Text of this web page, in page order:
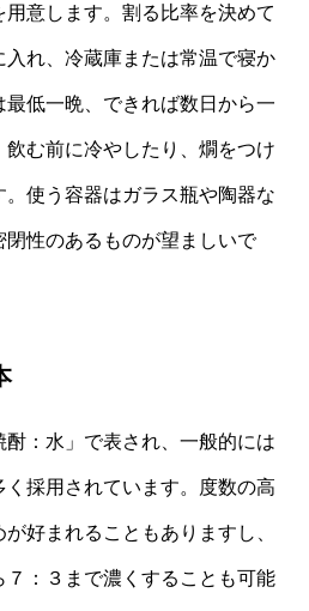
用意します。割る比率を決めて
れ、冷蔵庫または常温で寝か
低一晩、できれば数日から一
む前に冷やしたり、燗をつけ
使う容器はガラス瓶や陶器な
閉性のあるものが望ましいで
：水」で表され、一般的には
く採用されています。度数の高
好まれることもありますし、
：３まで濃くすることも可能